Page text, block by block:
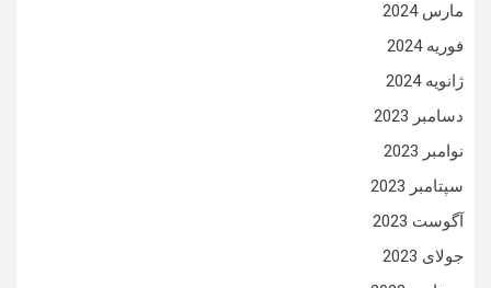
مارس 2024
فوریه 2024
ژانویه 2024
دسامبر 2023
نوامبر 2023
سپتامبر 2023
آگوست 2023
جولای 2023